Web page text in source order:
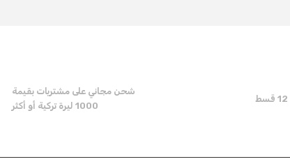
شحن مجاني على مشتريات بقيمة
1000 ليرة تركية أو أكثر